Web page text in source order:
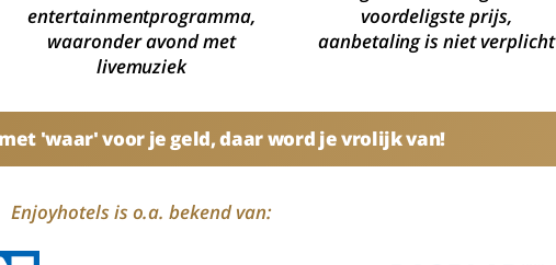
entertainmentprogramma,
waaronder avond met
livemuziek
voordeligste prijs,
aanbetaling is niet verplicht
'waar' voor je geld, daar word je vrolijk van!
Enjoyhotels is o.a. bekend van: